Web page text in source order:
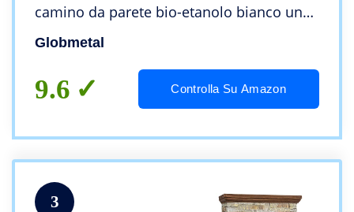
camino da parete bio-etanolo bianco un
biocamino a forma di cassetta da
Globmetal
9.6 Controlla Su Amazon
3